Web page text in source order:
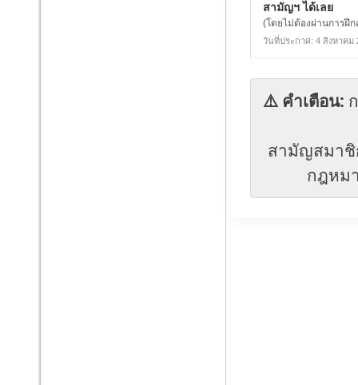
สามัญฯ ได้เลย
(โดยไม่ต้องผ่านการฝึ
วันที่ประกาศ: 4 สิงหาคม
⚠️ คำเตือน:
สามัญสมาชิ
กฎหม